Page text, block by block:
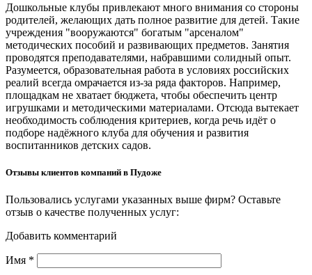
Дошкольные клубы привлекают много внимания со стороны
родителей, желающих дать полное развитие для детей. Такие
учреждения "вооружаются" богатым "арсеналом"
методических пособий и развивающих предметов. Занятия
проводятся преподавателями, набравшими солидный опыт.
Разумеется, образовательная работа в условиях российских
реалий всегда омрачается из-за ряда факторов. Например,
площадкам не хватает бюджета, чтобы обеспечить центр
игрушками и методическими материалами. Отсюда вытекает
необходимость соблюдения критериев, когда речь идёт о
подборе надёжного клуба для обучения и развития
воспитанников детских садов.
Отзывы клиентов компаний в Пудоже
Пользовались услугами указанных выше фирм? Оставьте
отзыв о качестве полученных услуг:
Добавить комментарий
Имя *